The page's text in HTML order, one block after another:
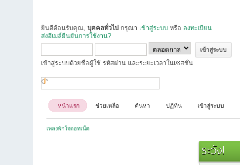
ยินดีต้อนรับคุณ,บุคคลทั่วไป กรุณา เข้าสู่ระบบ หรือ ลงทะเบียน
ส่งอีเมล์ยืนยันการใช้งาน?
เข้าสู่ระบบด้วยชื่อผู้ใช้ รหัสผ่าน และระยะเวลาในเซสชั่น
หน้าแรก ช่วยเหลือ ค้นหา ปฏิทิน เข้าสู่ระบบ
เพลงพักใจดอทเน็ต
ระวัง!